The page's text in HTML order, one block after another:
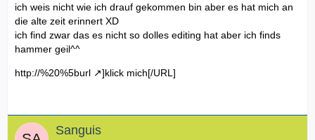
ich weis nicht wie ich drauf gekommen bin aber es hat mich an
die alte zeit erinnert XD
ich find zwar das es nicht so dolles editing hat aber ich finds
hammer geil^^
http://%20%5burl ]klick mich[/URL]
Sanguis